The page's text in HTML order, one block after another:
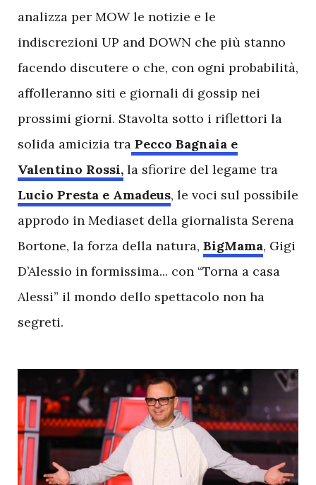
analizza per MOW le notizie e le
indiscrezioni UP and DOWN che più stanno
facendo discutere o che, con ogni probabilità,
affolleranno siti e giornali di gossip nei
prossimi giorni. Stavolta sotto i riflettori la
solida amicizia tra Pecco Bagnaia e
Valentino Rossi, la sfiorire del legame tra
Lucio Presta e Amadeus, le voci sul possibile
approdo in Mediaset della giornalista Serena
Bortone, la forza della natura, BigMama, Gigi
D’Alessio in formissima... con “Torna a casa
Alessi” il mondo dello spettacolo non ha
segreti.